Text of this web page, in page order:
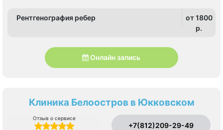
Рентгенография ребер
от 1800
p.
Онлайн запись
Клиника Белоостров в Юкковском
Отзыв о сервисе
+7(812)209-29-49